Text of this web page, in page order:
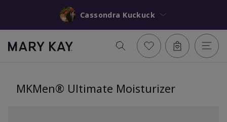
Cassondra Kuckuck
MKMen® Ultimate Moisturizer